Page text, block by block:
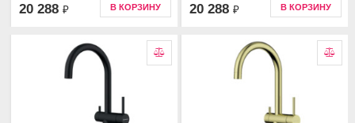
20 288 ₽ В КОРЗИНУ 20 288 ₽ В КОРЗИНУ